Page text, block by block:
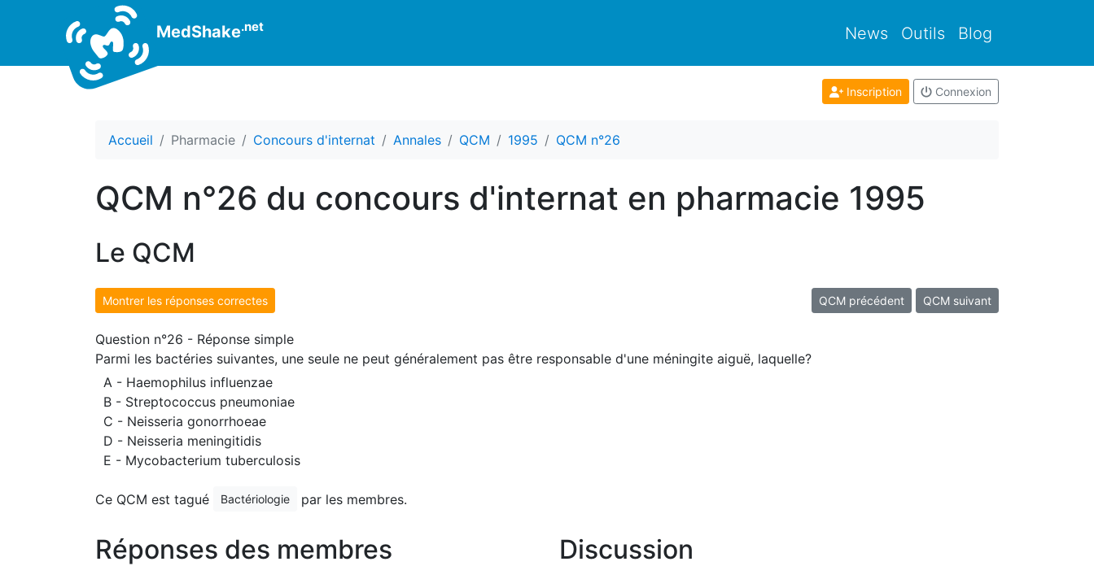
MedShake.net News Outils Blog
Inscription Connexion
Accueil Pharmacie Concours d'internat Annales QCM 1995 QCM n°26
QCM n°26 du concours d'internat en pharmacie 1995
Le QCM
Montrer les réponses correctes QCM précédent QCM suivant
Question n°26 - Réponse simple
Parmi les bactéries suivantes, une seule ne peut généralement pas être responsable d'une méningite aiguë, laquelle?
A - Haemophilus influenzae
B - Streptococcus pneumoniae
C - Neisseria gonorrhoeae
D - Neisseria meningitidis
E - Mycobacterium tuberculosis
Ce QCM est tagué Bactériologie par les membres.
Réponses des membres Discussion